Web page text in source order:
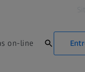
on-line